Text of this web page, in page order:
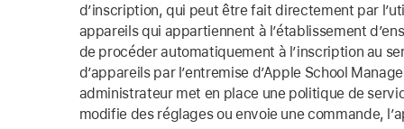
d’inscription, qui peut être fait directement par
appareils qui appartiennent à l’établissement
de procéder automatiquement à l’inscription au
d’appareils par l’entremise d’Apple School
administrateur met en place une politique de
modifie des réglages ou envoie une commande,